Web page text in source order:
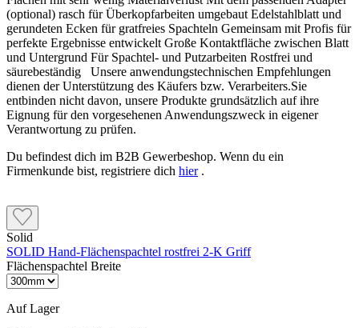
(optional) rasch für Überkopfarbeiten umgebaut Edelstahlblatt und
gerundeten Ecken für gratfreies Spachteln Gemeinsam mit Profis für
perfekte Ergebnisse entwickelt Große Kontaktfläche zwischen Blatt
und Untergrund Für Spachtel- und Putzarbeiten Rostfrei und
säurebeständig Unsere anwendungstechnischen Empfehlungen
dienen der Unterstützung des Käufers bzw. Verarbeiters.Sie
entbinden nicht davon, unsere Produkte grundsätzlich auf ihre
Eignung für den vorgesehenen Anwendungszweck in eigener
Verantwortung zu prüfen.
Du befindest dich im B2B Gewerbeshop. Wenn du ein
Firmenkunde bist, registriere dich hier.
Solid
SOLID Hand-Flächenspachtel rostfrei 2-K Griff
Flächenspachtel Breite
Auf Lager